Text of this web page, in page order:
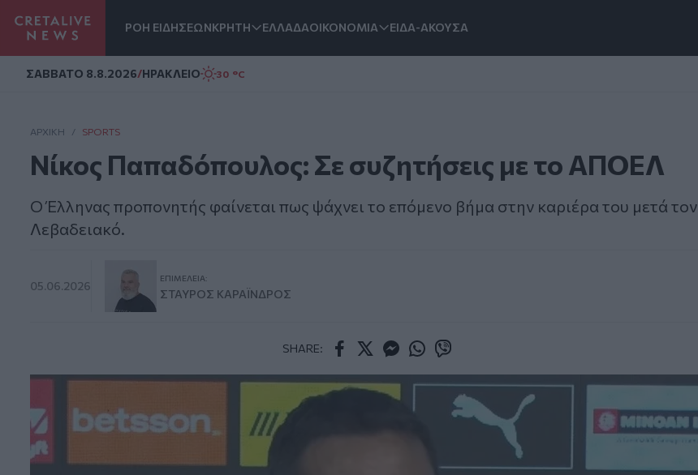
ΡΟΗ ΕΙΔΗΣΕΩΝΚΡΗΤΗ ΕΛΛΑΔΑΟΙΚΟΝΟΜΙΑ ΕΙΔΑ-ΑΚΟΥΣΑ
ΣAΒΒΑΤΟ 8.8.2026/ΗΡΑΚΛΕΙΟ 30 °C
ΑΡΧΙΚΗ / SPORTS
Νίκος Παπαδόπουλος: Σε συζητήσεις με το ΑΠΟΕΛ
Ο Έλληνας προπονητής φαίνεται πως ψάχνει το επόμενο βήμα στην καριέρα του μετά τον
Λεβαδειακό.
05.06.2026
ΕΠΙΜΈΛΕΙΑ:
ΣΤΑΎΡΟΣ ΚΑΡΑΪ́ΝΔΡΟΣ
SHARE: